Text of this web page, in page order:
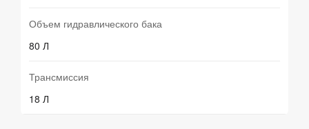
Объем гидравлического бака
80 Л
Трансмиссия
18 Л